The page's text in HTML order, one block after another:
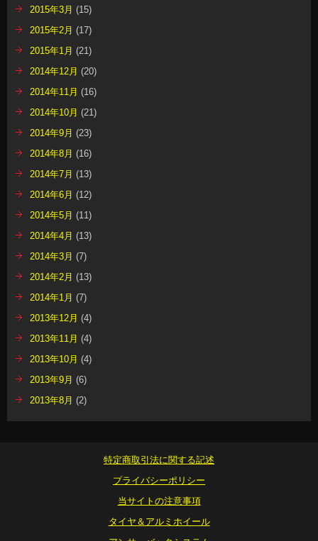
2015年3月 (15)
2015年2月 (17)
2015年1月 (21)
2014年12月 (20)
2014年11月 (16)
2014年10月 (21)
2014年9月 (23)
2014年8月 (16)
2014年7月 (13)
2014年6月 (12)
2014年5月 (11)
2014年4月 (13)
2014年3月 (7)
2014年2月 (13)
2014年1月 (7)
2013年12月 (4)
2013年11月 (4)
2013年10月 (4)
2013年9月 (6)
2013年8月 (2)
特定商取引法に関する記述
プライバシーポリシー
当サイトの注意事項
タイヤ＆アルミホイール